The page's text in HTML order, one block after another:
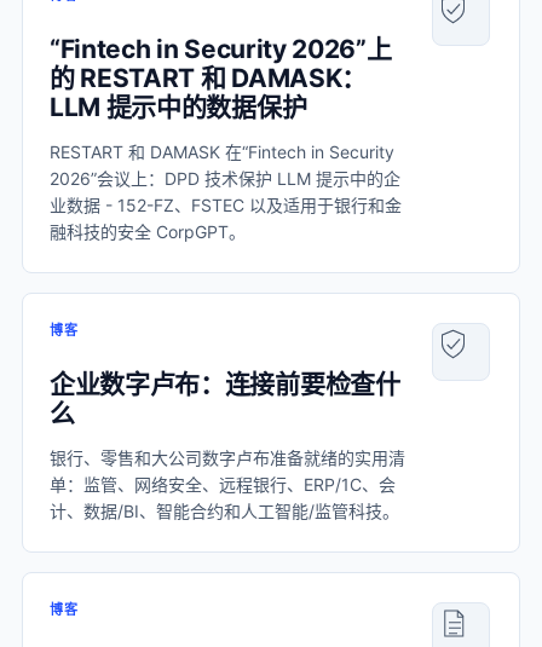
“Fintech in Security 2026”上
的 RESTART 和 DAMASK：
LLM 提示中的数据保护
RESTART 和 DAMASK 在“Fintech in Security
2026”会议上：DPD 技术保护 LLM 提示中的企
业数据 - 152-FZ、FSTEC 以及适用于银行和金
融科技的安全 CorpGPT。
博客
企业数字卢布：连接前要检查什
么
银行、零售和大公司数字卢布准备就绪的实用清
单：监管、网络安全、远程银行、ERP/1C、会
计、数据/BI、智能合约和人工智能/监管科技。
博客